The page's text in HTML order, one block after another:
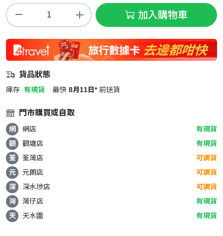
加入購物車
貨品狀態
庫存 有現貨 最快 8月11日* 前送貨
門市購買或自取
網 網店
有現貨
觀
觀塘店
有現貨
荃
荃灣店
可調貨
元
元朗店
可調貨
深
深水埗店
可調貨
灣
灣仔店
有現貨
天
天水圍 有現貨